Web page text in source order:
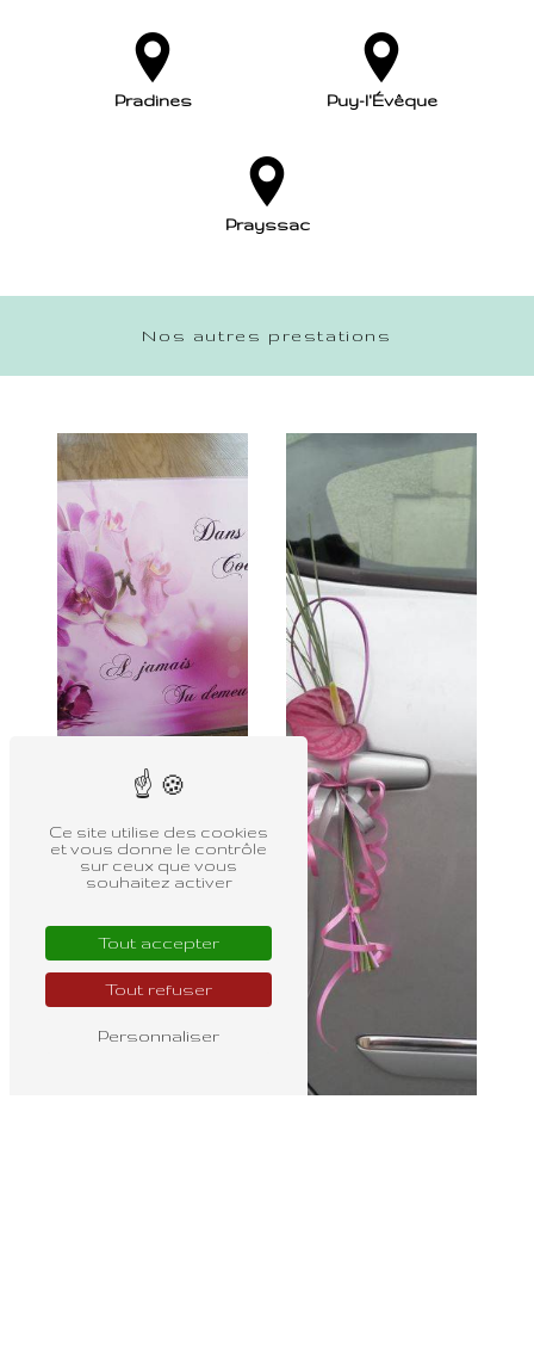
Pradines Puy-l'Évêque
Prayssac
Nos autres prestations
Plaque artificielle
Ce site utilise des cookies
et vous donne le contrôle
sur ceux que vous
souhaitez activer
Tout accepter
Tout refuser
Personnaliser